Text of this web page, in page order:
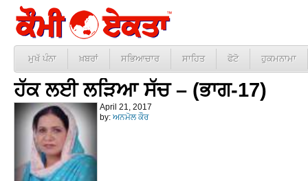
ਮੁਖੱ ਪੰਨਾ ਖ਼ਬਰਾਂ ਸਭਿਆਚਾਰ ਸਾਹਿਤ ਫੋਟੋ ਹੁਕਮਨਾਮਾ
ਹੱਕ ਲਈ ਲੜਿਆ ਸੱਚ – (ਭਾਗ-17)
April 21, 2017
by: ਅਨਮੋਲ ਕੌਰ